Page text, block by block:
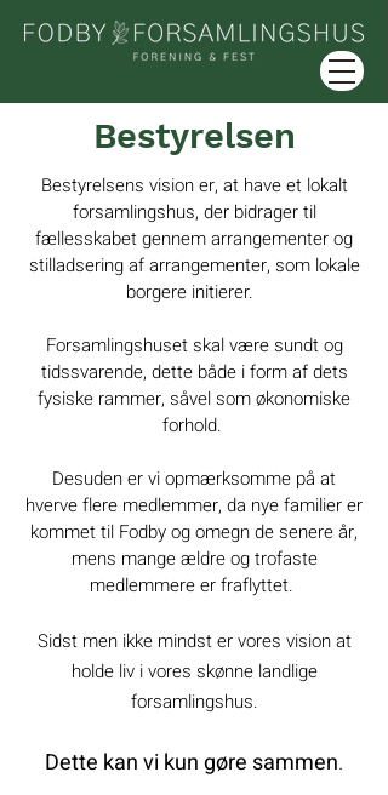
Bestyrelsen
Bestyrelsens vision er, at have et lokalt
forsamlingshus, der bidrager til
fællesskabet gennem arrangementer og
stilladsering af arrangementer, som lokale
borgere initierer.
Forsamlingshuset skal være sundt og
tidssvarende, dette både i form af dets
fysiske rammer, såvel som økonomiske
forhold.
Desuden er vi opmærksomme på at
hverve flere medlemmer, da nye familier er
kommet til Fodby og omegn de senere år,
mens mange ældre og trofaste
medlemmere er fraflyttet.
Sidst men ikke mindst er vores vision at
holde liv i vores skønne landlige
forsamlingshus.
Dette kan vi kun gøre sammen.